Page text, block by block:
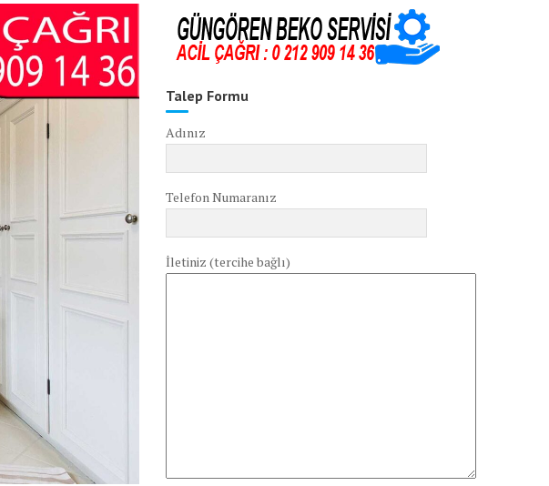
Talep Formu
Adınız
Telefon Numaranız
İletiniz (tercihe bağlı)